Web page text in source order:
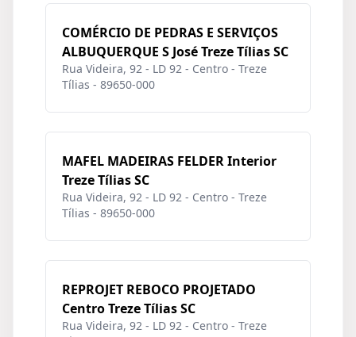
COMÉRCIO DE PEDRAS E SERVIÇOS
ALBUQUERQUE S José Treze Tílias SC
Rua Videira, 92 - LD 92 - Centro - Treze
Tílias - 89650-000
MAFEL MADEIRAS FELDER Interior
Treze Tílias SC
Rua Videira, 92 - LD 92 - Centro - Treze
Tílias - 89650-000
REPROJET REBOCO PROJETADO
Centro Treze Tílias SC
Rua Videira, 92 - LD 92 - Centro - Treze